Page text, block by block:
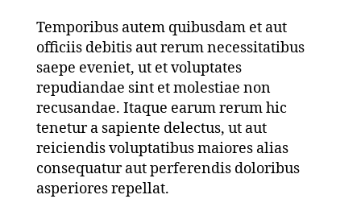
Temporibus autem quibusdam et aut
officiis debitis aut rerum necessitatibus
saepe eveniet, ut et voluptates
repudiandae sint et molestiae non
recusandae. Itaque earum rerum hic
tenetur a sapiente delectus, ut aut
reiciendis voluptatibus maiores alias
consequatur aut perferendis doloribus
asperiores repellat.